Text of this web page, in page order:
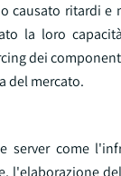
causato ritardi
la loro
dei
del mercato.
server come
l'elaborazione